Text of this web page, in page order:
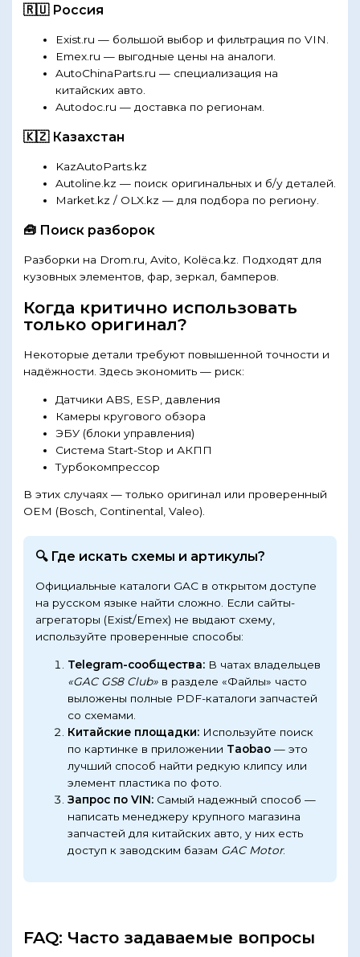
🇷🇺 Россия
Exist.ru — большой выбор и фильтрация по VIN.
Emex.ru — выгодные цены на аналоги.
AutoChinaParts.ru — специализация на
китайских авто.
Autodoc.ru — доставка по регионам.
🇰🇿 Казахстан
KazAutoParts.kz
Autoline.kz — поиск оригинальных и б/у деталей.
Market.kz / OLX.kz — для подбора по региону.
🧰 Поиск разборок
Разборки на Drom.ru, Avito, Kolёса.kz. Подходят для
кузовных элементов, фар, зеркал, бамперов.
Когда критично использовать
только оригинал?
Некоторые детали требуют повышенной точности и
надёжности. Здесь экономить — риск:
Датчики ABS, ESP, давления
Камеры кругового обзора
ЭБУ (блоки управления)
Система Start-Stop и АКПП
Турбокомпрессор
В этих случаях — только оригинал или проверенный
OEM (Bosch, Continental, Valeo).
🔍 Где искать схемы и артикулы?
Официальные каталоги GAC в открытом доступе
на русском языке найти сложно. Если сайты-
агрегаторы (Exist/Emex) не выдают схему,
используйте проверенные способы:
Telegram-сообщества: В чатах владельцев
«GAC GS8 Club» в разделе «Файлы» часто
выложены полные PDF-каталоги запчастей
со схемами.
Китайские площадки: Используйте поиск
по картинке в приложении Taobao — это
лучший способ найти редкую клипсу или
элемент пластика по фото.
Запрос по VIN: Самый надежный способ —
написать менеджеру крупного магазина
запчастей для китайских авто, у них есть
доступ к заводским базам GAC Motor.
FAQ: Часто задаваемые вопросы